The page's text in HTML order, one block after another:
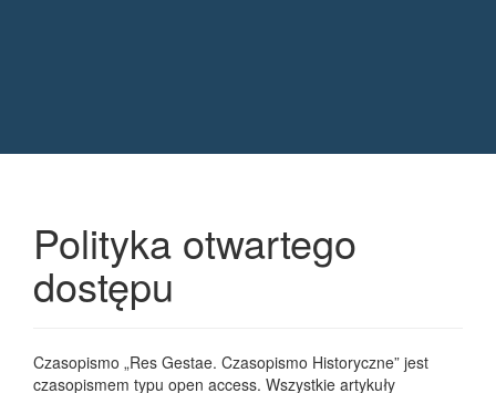
Main Content
Polityka otwartego
dostępu
Czasopismo „Res Gestae. Czasopismo Historyczne” jest
czasopismem typu open access. Wszystkie artykuły